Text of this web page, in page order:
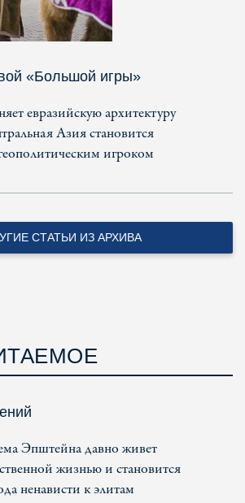
«Большой игры»
евразийскую архитектуру
Азия становится
игроком
СТАТЬИ ИЗ АРХИВА
Эпштейна давно живет
жизнью и становится
ненависти к элитам